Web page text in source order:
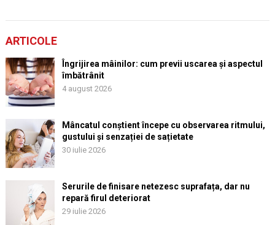
ARTICOLE
Îngrijirea mâinilor: cum previi uscarea și aspectul
îmbătrânit
4 august 2026
Mâncatul conștient începe cu observarea ritmului,
gustului și senzației de sațietate
30 iulie 2026
Serurile de finisare netezesc suprafața, dar nu
repară firul deteriorat
29 iulie 2026